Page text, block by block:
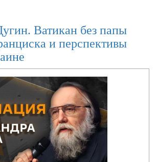
назвали "рок-звездой
форуме в турецкой
ли Грузия
отношения с России?
с директором
школы им.
Дугиным в эфире
Ватикан без папы
и перспективы